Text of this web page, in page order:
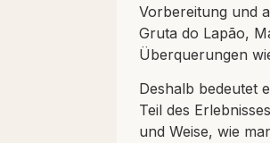
Vorbereitung und
Gruta do Lapão,
Überquerungen
Deshalb bedeutet
Teil des
und Weise, wie